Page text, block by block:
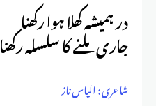
در ہمیشہ کھلا ہوا رکھنا
جاری ملنے کا سلسلہ رکھنا
شاعری : الیاس ناز